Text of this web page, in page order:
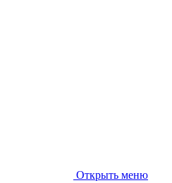
Открыть меню